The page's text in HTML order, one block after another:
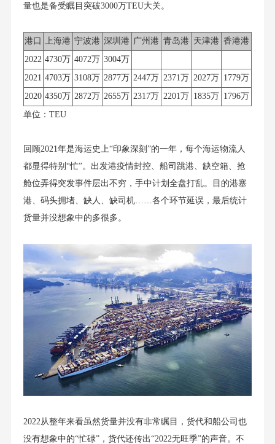
量也是备受瞩目突破3000万TEU大关。
港口 上海港 宁波港 深圳港 广州港 青岛港 天津港 香港港
2022 4730万 4072万 3004万
2021 4703万 3108万 2877万 2447万 2371万 2027万 1779万
2020 4350万 2872万 2655万 2317万 2201万 1835万 1796万
单位：TEU
回顾2021年是海运史上“印象深刻”的一年，每个海运物流人
都显得特别“忙”。出发港疫情封控、船司跳港、缺空箱、抢
舱位弄得突发事件层出不穷，手中计划全盘打乱。目的港塞
港、码头拥堵、缺人、缺司机……各个环节延误，最后统计
货量并没想象中的多很多。
2022从整年来看虽然货量并没有非常瞩目，货代和船公司也
没有想象中的“忙碌”，货代还传出“2022无旺季”的声音。不